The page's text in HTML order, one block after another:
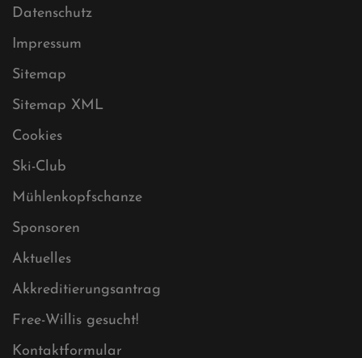
Datenschutz
Impressum
Sitemap
Sitemap XML
Cookies
Ski-Club
Mühlenkopfschanze
Sponsoren